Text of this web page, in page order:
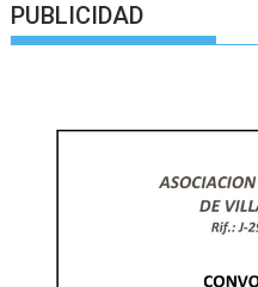
PUBLICIDAD